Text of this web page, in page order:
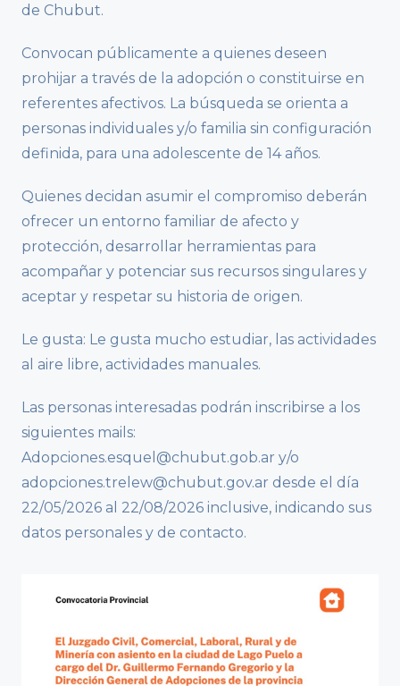
de Chubut.
Convocan públicamente a quienes deseen
prohijar a través de la adopción o constituirse en
referentes afectivos. La búsqueda se orienta a
personas individuales y/o familia sin configuración
definida, para una adolescente de 14 años.
Quienes decidan asumir el compromiso deberán
ofrecer un entorno familiar de afecto y
protección, desarrollar herramientas para
acompañar y potenciar sus recursos singulares y
aceptar y respetar su historia de origen.
Le gusta: Le gusta mucho estudiar, las actividades
al aire libre, actividades manuales.
Las personas interesadas podrán inscribirse a los
siguientes mails:
Adopciones.esquel@chubut.gob.ar y/o
adopciones.trelew@chubut.gov.ar desde el día
22/05/2026 al 22/08/2026 inclusive, indicando sus
datos personales y de contacto.